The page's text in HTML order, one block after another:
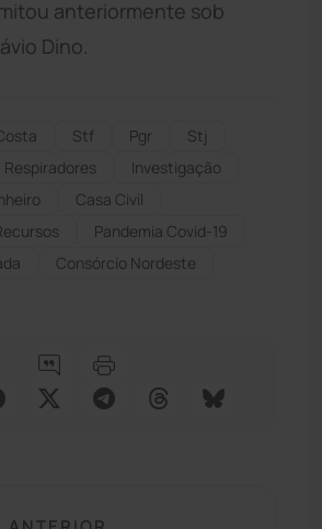
anteriormente sob
Dino.
Stf Pgr
Stj
Respiradores
Investigação
Casa Civil
Pandemia Covid-19
Consórcio Nordeste